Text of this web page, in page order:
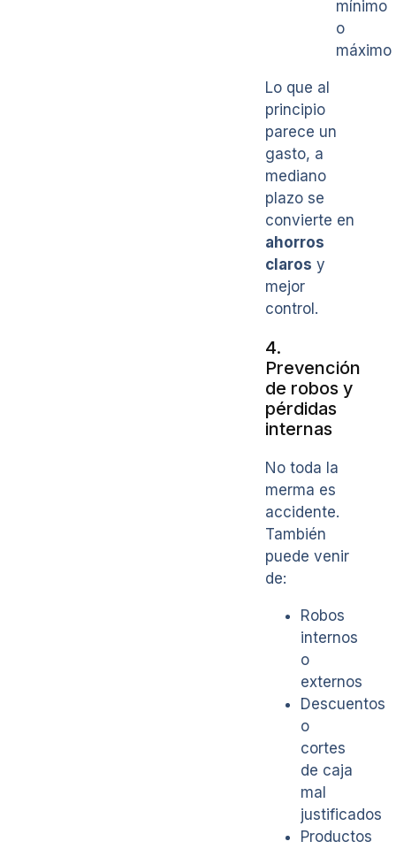
mínimo
o
máximo
Lo que al
principio
parece un
gasto, a
mediano
plazo se
convierte en
ahorros
claros y
mejor
control.
4.
Prevención
de robos y
pérdidas
internas
No toda la
merma es
accidente.
También
puede venir
de:
Robos
internos
o
externos
Descuentos
o
cortes
de caja
mal
justificados
Productos